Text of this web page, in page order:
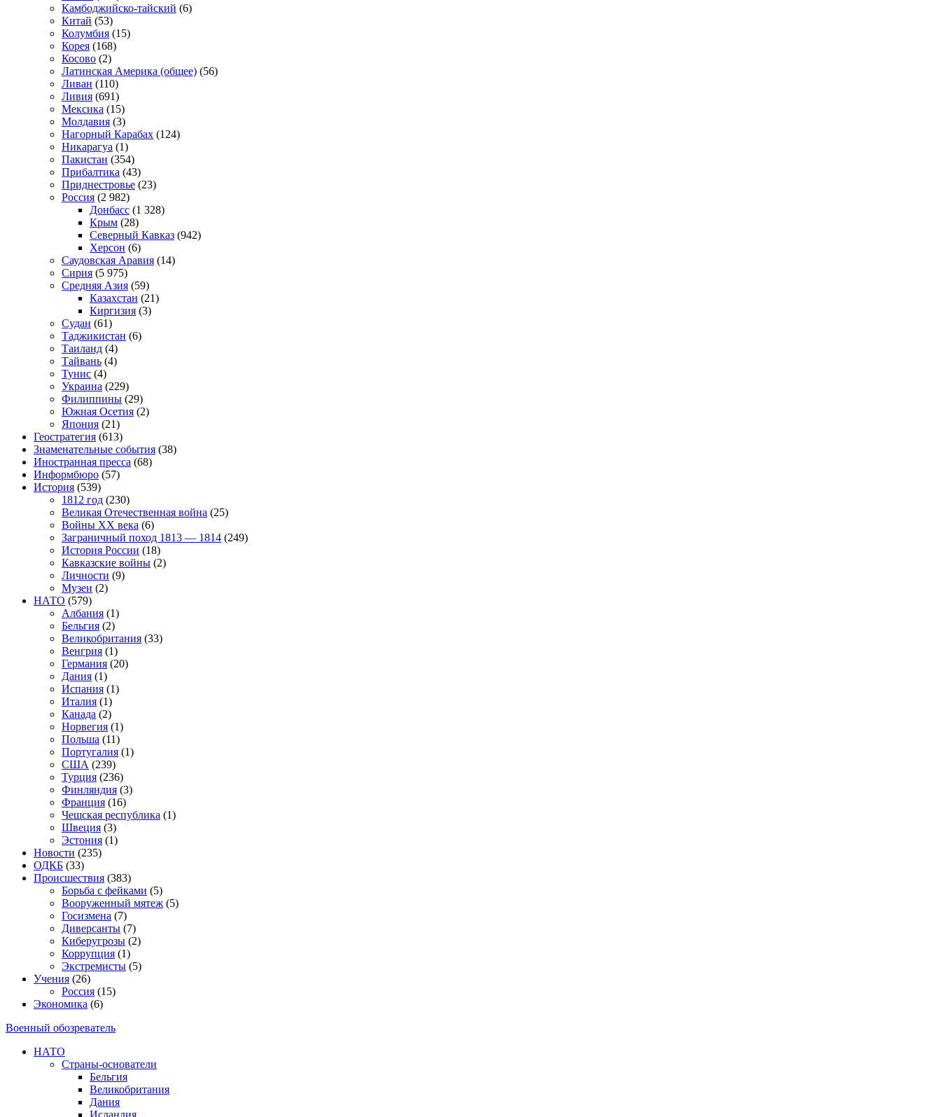
Камбоджийско-тайский (6)
Китай (53)
Колумбия (15)
Корея (168)
Косово (2)
Латинская Америка (общее) (56)
Ливан (110)
Ливия (691)
Мексика (15)
Молдавия (3)
Нагорный Карабах (124)
Никарагуа (1)
Пакистан (354)
Прибалтика (43)
Приднестровье (23)
Россия (2 982)
Донбасс (1 328)
Крым (28)
Северный Кавказ (942)
Херсон (6)
Саудовская Аравия (14)
Сирия (5 975)
Средняя Азия (59)
Казахстан (21)
Киргизия (3)
Судан (61)
Таджикистан (6)
Таиланд (4)
Тайвань (4)
Тунис (4)
Украина (229)
Филиппины (29)
Южная Осетия (2)
Япония (21)
Геостратегия (613)
Знаменательные события (38)
Иностранная пресса (68)
Информбюро (57)
История (539)
1812 год (230)
Великая Отечественная война (25)
Войны XX века (6)
Заграничный поход 1813 — 1814 (249)
История России (18)
Кавказские войны (2)
Личности (9)
Музеи (2)
НАТО (579)
Албания (1)
Бельгия (2)
Великобритания (33)
Венгрия (1)
Германия (20)
Дания (1)
Испания (1)
Италия (1)
Канада (2)
Норвегия (1)
Польша (11)
Португалия (1)
США (239)
Турция (236)
Финляндия (3)
Франция (16)
Чешская республика (1)
Швеция (3)
Эстония (1)
Новости (235)
ОДКБ (33)
Происшествия (383)
Борьба с фейками (5)
Вооруженный мятеж (5)
Госизмена (7)
Диверсанты (7)
Киберугрозы (2)
Коррупция (1)
Экстремисты (5)
Учения (26)
Россия (15)
Экономика (6)
Военный обозреватель
НАТО
Страны-основатели
Бельгия
Великобритания
Дания